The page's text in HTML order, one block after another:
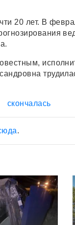
20 лет. В
скончалась
.